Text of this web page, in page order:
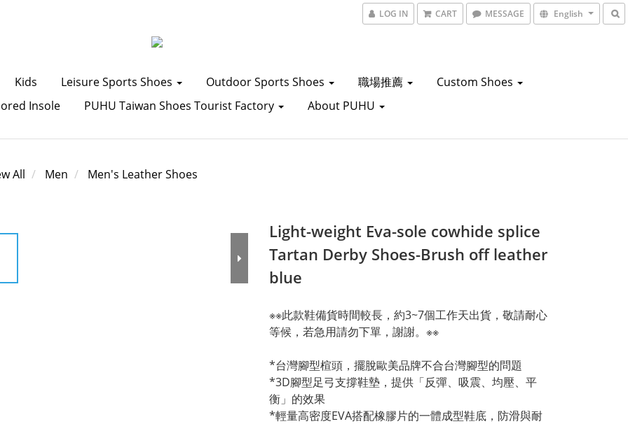
LOG IN CART MESSAGE English
Kids Leisure Sports Shoes Outdoor Sports Shoes 職場推薦
Custom Shoes
Insole
PUHU Taiwan Shoes Tourist Factory About PUHU
All Men Men's Leather Shoes
Light-weight Eva-sole cowhide splice
Tartan Derby Shoes-Brush off leather
blue
※※此款鞋備貨時間較長，約3~7個工作天出貨，敬請耐心
等候，若急用請勿下單，謝謝。※※
*台灣腳型楦頭，擺脫歐美品牌不合台灣腳型的問題
*3D腳型足弓支撐鞋墊，提供「反彈、吸震、均壓、平
衡」的效果
*輕量高密度EVA搭配橡膠片的一體成型鞋底，防滑與耐